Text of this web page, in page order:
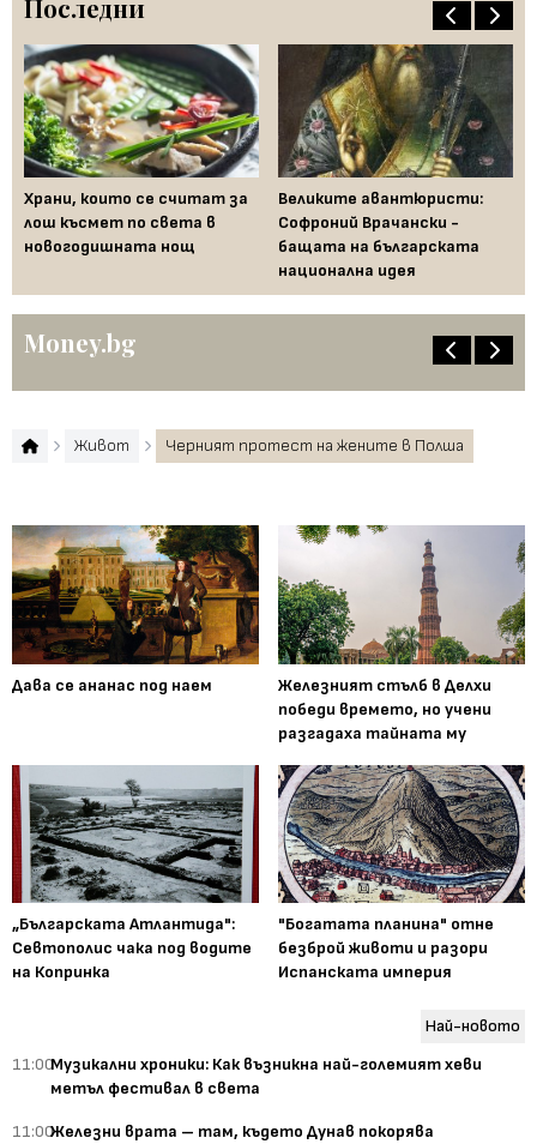
Последни
Храни, които се считат за
лош късмет по света в
новогодишната нощ
Великите авантюристи:
Софроний Врачански -
бащата на българската
национална идея
Money.bg
Живот Черният протест на жените в Полша
Дава се ананас под наем
Железният стълб в Делхи
победи времето, но учени
разгадаха тайната му
„Българската Атлантида":
Севтополис чака под водите
на Копринка
"Богатата планина" отне
безброй животи и разори
Испанската империя
Най-новото
11:00Музикални хроники: Как възникна най-големият хеви
метъл фестивал в света
11:00Железни врата – там, където Дунав покорява